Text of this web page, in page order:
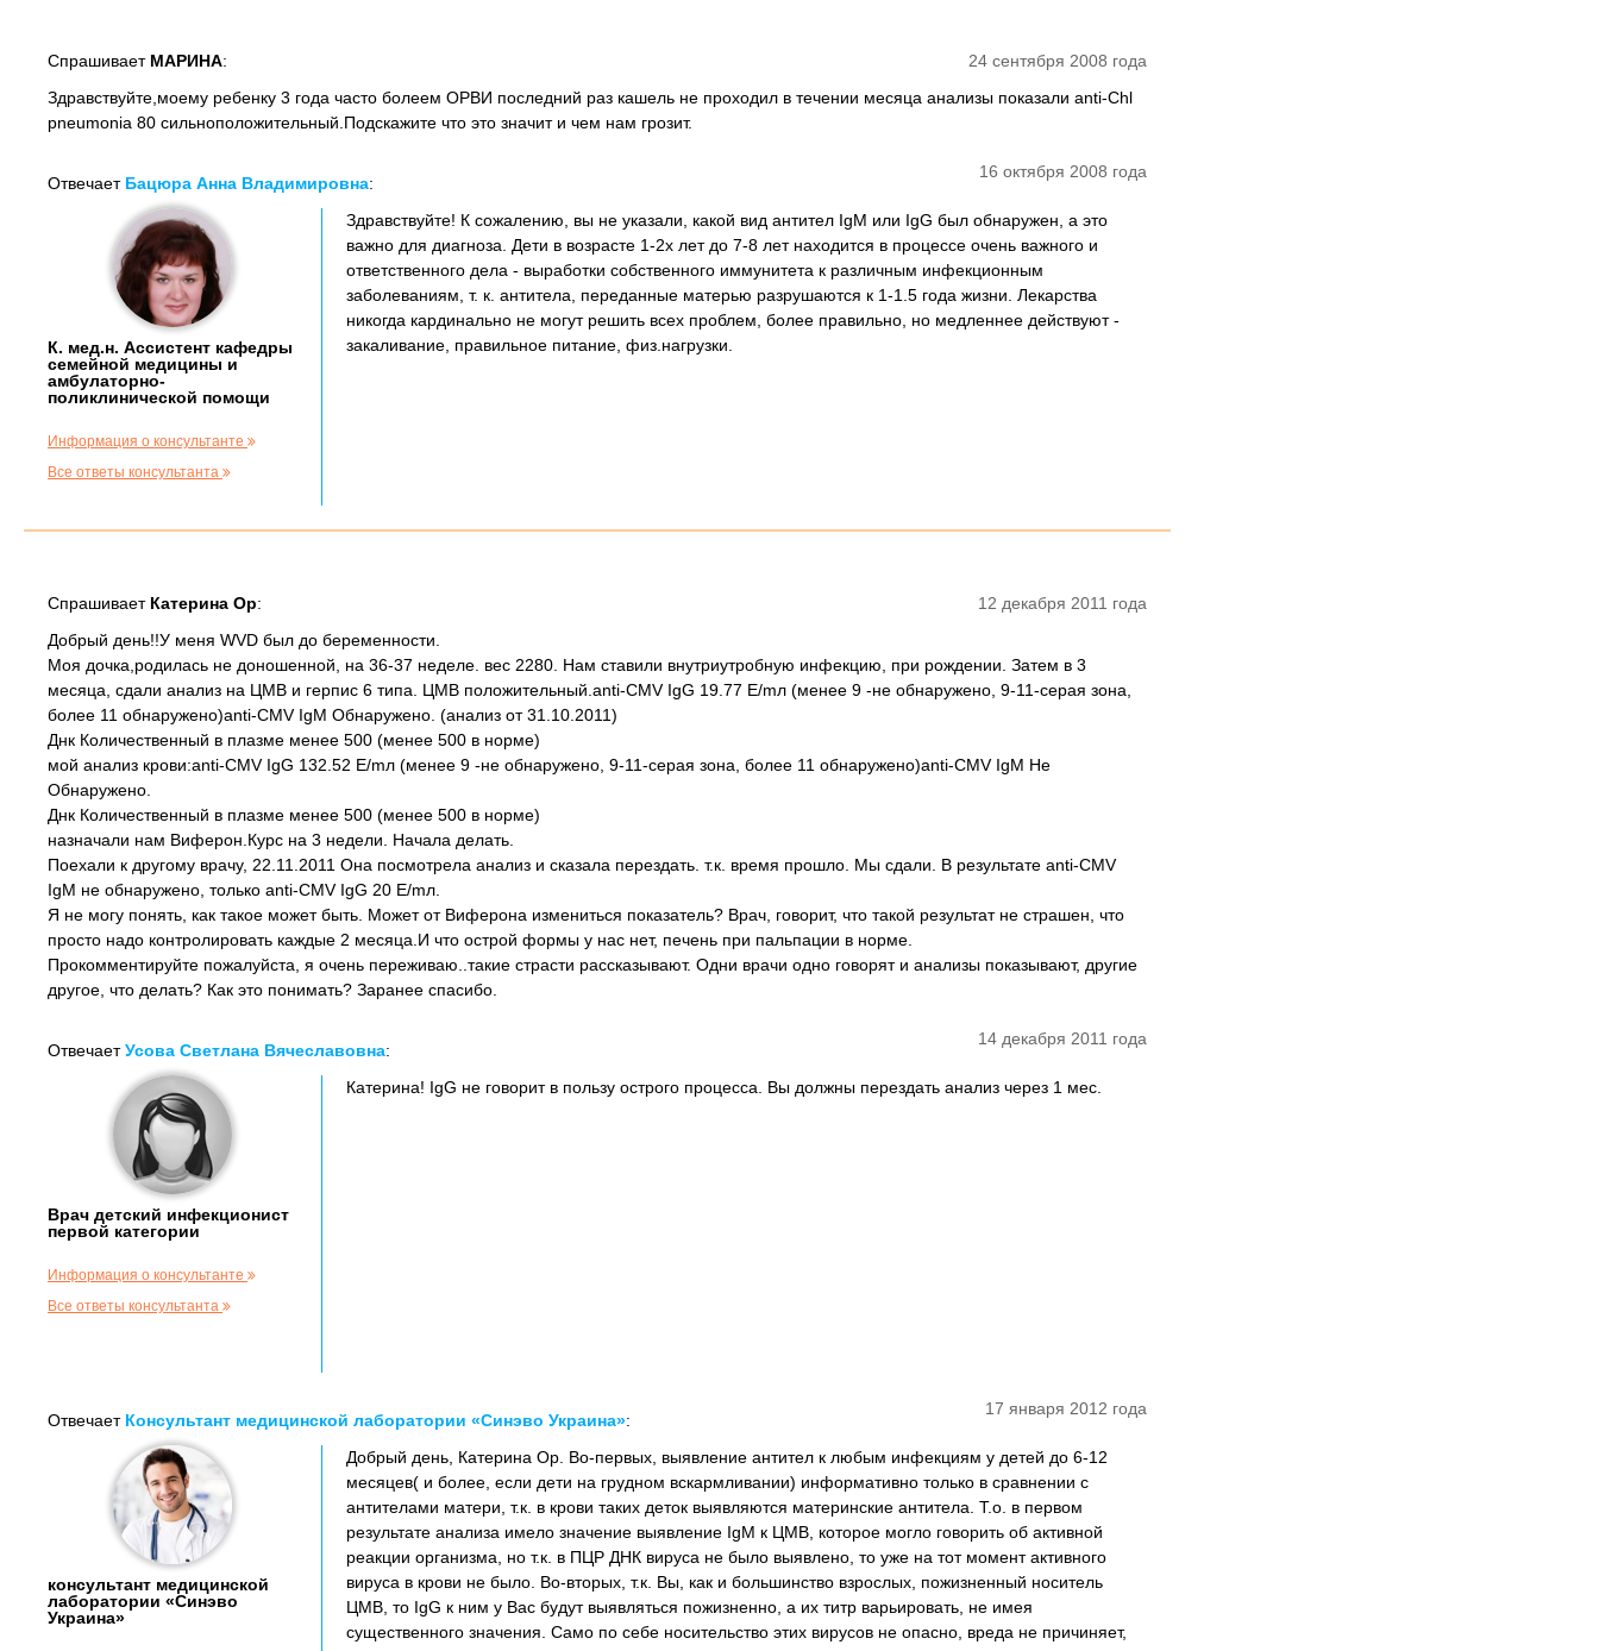
24 сентября 2008 года
Спрашивает МАРИНА:
Здравствуйте,моему ребенку 3 года часто болеем ОРВИ последний раз кашель не проходил в течении месяца анализы показали anti-Chl
pneumonia 80 сильноположительный.Подскажите что это значит и чем нам грозит.
16 октября 2008 года
Отвечает Бацюра Анна Владимировна:
К. мед.н. Ассистент кафедры
семейной медицины и
амбулаторно-
поликлинической помощи
Информация о консультанте
Все ответы консультанта
Здравствуйте! К сожалению, вы не указали, какой вид антител IgM или IgG был обнаружен, а это
важно для диагноза. Дети в возрасте 1-2х лет до 7-8 лет находится в процессе очень важного и
ответственного дела - выработки собственного иммунитета к различным инфекционным
заболеваниям, т. к. антитела, переданные матерью разрушаются к 1-1.5 года жизни. Лекарства
никогда кардинально не могут решить всех проблем, более правильно, но медленнее действуют -
закаливание, правильное питание, физ.нагрузки.
12 декабря 2011 года
Спрашивает Катерина Ор:
Добрый день!!У меня WVD был до беременности.
Моя дочка,родилась не доношенной, на 36-37 неделе. вес 2280. Нам ставили внутриутробную инфекцию, при рождении. Затем в 3
месяца, сдали анализ на ЦМВ и герпис 6 типа. ЦМВ положительный.anti-CMV IgG 19.77 E/mл (менее 9 -не обнаружено, 9-11-серая зона,
более 11 обнаружено)anti-CMV IgM Обнаружено. (анализ от 31.10.2011)
Днк Количественный в плазме менее 500 (менее 500 в норме)
мой анализ крови:anti-CMV IgG 132.52 E/mл (менее 9 -не обнаружено, 9-11-серая зона, более 11 обнаружено)anti-CMV IgM Не
Обнаружено.
Днк Количественный в плазме менее 500 (менее 500 в норме)
назначали нам Виферон.Курс на 3 недели. Начала делать.
Поехали к другому врачу, 22.11.2011 Она посмотрела анализ и сказала перездать. т.к. время прошло. Мы сдали. В результате anti-CMV
IgM не обнаружено, только anti-CMV IgG 20 E/mл.
Я не могу понять, как такое может быть. Может от Виферона измениться показатель? Врач, говорит, что такой результат не страшен, что
просто надо контролировать каждые 2 месяца.И что острой формы у нас нет, печень при пальпации в норме.
Прокомментируйте пожалуйста, я очень переживаю..такие страсти рассказывают. Одни врачи одно говорят и анализы показывают, другие
другое, что делать? Как это понимать? Заранее спасибо.
14 декабря 2011 года
ОтвечаетУсова Светлана Вячеславовна:
Врач детский инфекционист
первой категории
Информация о консультанте
Все ответы консультанта
Катерина! IgG не говорит в пользу острого процесса. Вы должны перездать анализ через 1 мес.
17 января 2012 года
Отвечает Консультант медицинской лаборатории «Синэво Украина»:
консультант медицинской
лаборатории «Синэво
Украина»
Добрый день, Катерина Ор. Во-первых, выявление антител к любым инфекциям у детей до 6-12
месяцев( и более, если дети на грудном вскармливании) информативно только в сравнении с
антителами матери, т.к. в крови таких деток выявляются материнские антитела. Т.о. в первом
результате анализа имело значение выявление IgM к ЦМВ, которое могло говорить об активной
реакции организма, но т.к. в ПЦР ДНК вируса не было выявлено, то уже на тот момент активного
вируса в крови не было. Во-вторых, т.к. Вы, как и большинство взрослых, пожизненный носитель
ЦМВ, то IgG к ним у Вас будут выявляться пожизненно, а их титр варьировать, не имея
существенного значения. Само по себе носительство этих вирусов не опасно, вреда не причиняет,